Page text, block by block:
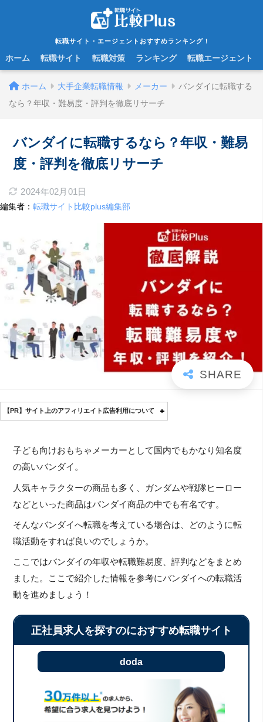
転職サイト・エージェントおすすめランキング！
ホーム 転職サイト 転職対策 ランキング 転職エージェント
ホーム 大手企業転職情報 メーカー
バンダイに転職する
なら？年収・難易度・評判を徹底リサーチ
バンダイに転職するなら？年収・難易
度・評判を徹底リサーチ
2024年02月01日
編集者： 転職サイト比較plus編集部
【PR】サイト上のアフィリエイト広告利用について
子ども向けおもちゃメーカーとして国内でもかなり知名度
の高いバンダイ。
人気キャラクターの商品も多く、ガンダムや戦隊ヒーロー
などといった商品はバンダイ商品の中でも有名です。
そんなバンダイへ転職を考えている場合は、どのように転
職活動をすれば良いのでしょうか。
ここではバンダイの年収や転職難易度、評判などをまとめ
ました。ここで紹介した情報を参考にバンダイへの転職活
動を進めましょう！
正社員求人を探すのにおすすめ転職サイト
doda